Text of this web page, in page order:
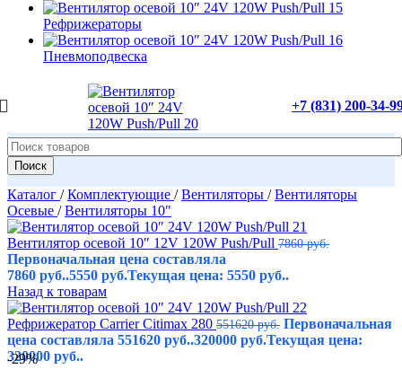
Рефрижераторы
Пневмоподвеска
+7 (831) 200-34-
Поиск
Каталог / Комплектующие / Вентиляторы / Вентиляторы
Осевые / Вентиляторы 10"
Вентилятор осевой 10″ 12V 120W Push/Pull 7860руб.
Первоначальная цена составляла
7860 руб..5550 руб.Текущая цена: 5550 руб..
Назад к товарам
Рефрижератор Carrier Citimax 280 551620руб. Первоначальная
цена составляла 551620 руб..320000 руб.Текущая цена:
320000 руб..
-29%